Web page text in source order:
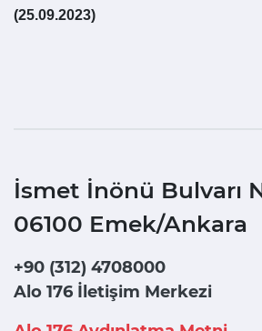
(25.09.2023)
İsmet İnönü Bulvarı
06100 Emek/Ankara
+90 (312) 4708000
Alo 176 İletişim Merkezi